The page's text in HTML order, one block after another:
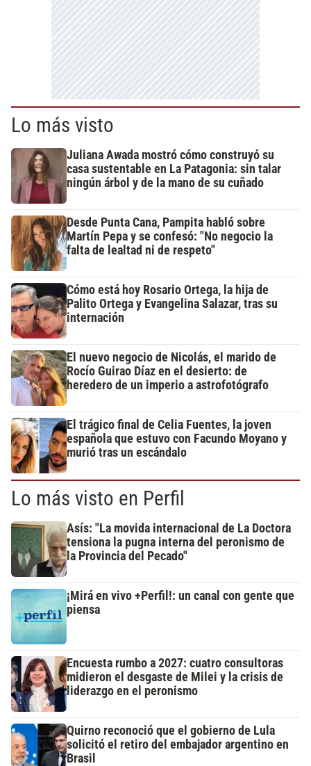
Lo más visto
Juliana Awada mostró cómo construyó su
casa sustentable en La Patagonia: sin talar
ningún árbol y de la mano de su cuñado
Desde Punta Cana, Pampita habló sobre
Martín Pepa y se confesó: "No negocio la
falta de lealtad ni de respeto"
Cómo está hoy Rosario Ortega, la hija de
Palito Ortega y Evangelina Salazar, tras su
internación
El nuevo negocio de Nicolás, el marido de
Rocío Guirao Díaz en el desierto: de
heredero de un imperio a astrofotógrafo
El trágico final de Celia Fuentes, la joven
española que estuvo con Facundo Moyano y
murió tras un escándalo
Lo más visto en Perfil
Asís: "La movida internacional de La Doctora
tensiona la pugna interna del peronismo de
la Provincia del Pecado"
¡Mirá en vivo +Perfil!: un canal con gente que
piensa
Encuesta rumbo a 2027: cuatro consultoras
midieron el desgaste de Milei y la crisis de
liderazgo en el peronismo
Quirno reconoció que el gobierno de Lula
solicitó el retiro del embajador argentino en
Brasil